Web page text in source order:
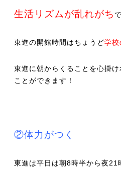
生活リズムが乱れがち
東進の開館時間はちょうど学校
東進に朝からくることを心掛
ことができます！
②体力がつく
東進は平日は朝8時半から夜21